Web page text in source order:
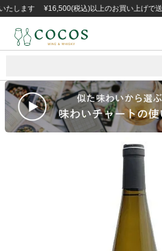
¥16,500(税込)以上のお買い上げで送料無